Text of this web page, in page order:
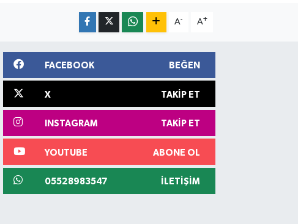
A- A+
FACEBOOK BEĞEN
X TAKIP ET
INSTAGRAM TAKIP ET
YOUTUBE ABONE OL
05528983547 İLETIŞIM